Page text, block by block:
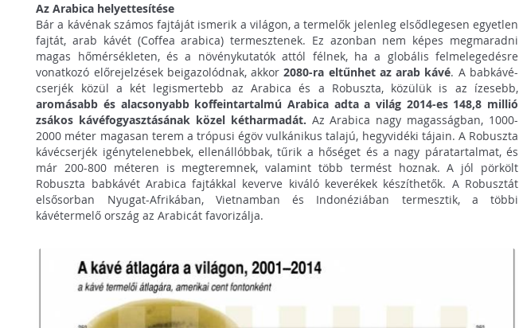
Az Arabica helyettesítése
Bár a kávénak számos fajtáját ismerik a világon, a termelők jelenleg elsődlegesen egyetlen
fajtát, arab kávét (Coffea arabica) termesztenek. Ez azonban nem képes megmaradni
magas hőmérsékleten, és a növénykutatók attól félnek, ha a globális felmelegedésre
vonatkozó előrejelzések beigazolódnak, akkor2080-ra eltűnhet az arab kávé. A babkávé-
cserjék közül a két legismertebb az Arabica és a Robuszta, közülük is az ízesebb,
aromásabb és alacsonyabb koffeintartalmú Arabica adta a világ 2014-es 148,8 millió
zsákos kávéfogyasztásának közel kétharmadát. Az Arabica nagy magasságban, 1000-
2000 méter magasan terem a trópusi égöv vulkánikus talajú, hegyvidéki tájain. A Robuszta
kávécserjék igénytelenebbek, ellenállóbbak, tűrik a hőséget és a nagy páratartalmat, és
már 200-800 méteren is megteremnek, valamint több termést hoznak. A jól pörkölt
Robuszta babkávét Arabica fajtákkal keverve kiváló keverékek készíthetők. A Robusztát
elsősorban Nyugat-Afrikában, Vietnamban és Indonéziában termesztik, a többi
kávétermelő ország az Arabicát favorizálja.